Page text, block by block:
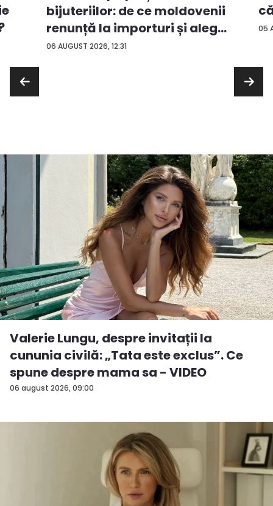
06 AUGUST 2026, 12:31
bijuteriilor: de ce moldovenii
renunță la importuri și aleg
...
05
06 august 2026, 09:00
Valerie Lungu, despre invitații la
cununia civilă: „Tata este exclus”. Ce
spune despre mama sa - VIDEO